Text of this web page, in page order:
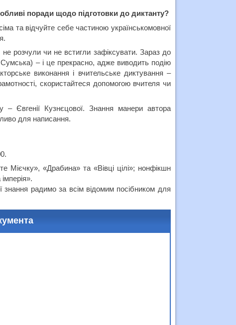
поради щодо підготовки до диктанту?
та відчуйте себе частиною українськомовної
розчули чи не встигли зафіксувати. Зараз до
– і це прекрасно, адже виводить подію
виконання і вчительське диктування –
скористайтеся допомогою вчителя чи
– Євгенії Кузнєцової. Знання манери автора
для написання.
Мієчку», «Драбина» та «Вівці цілі»; нонфікшн
знання радимо за всім відомим посібником для